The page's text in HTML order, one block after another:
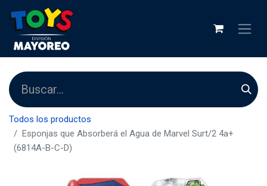
Todos los productos
Esponjas que Absorberá el Agua de Marvel Surt/2 4a+
(6814A-B-C-D)